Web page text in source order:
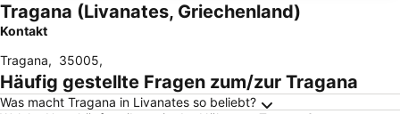
Tragana (Livanates, Griechenland)
Kontakt
Tragana, 35005,
Häufig gestellte Fragen zum/zur Tragana
Was macht Tragana in Livanates so beliebt?